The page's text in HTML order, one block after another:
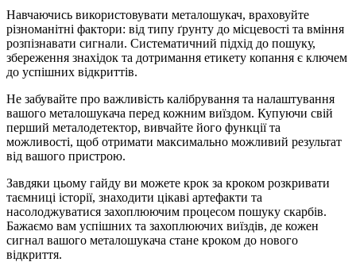
Навчаючись використовувати металошукач, враховуйте
різноманітні фактори: від типу ґрунту до місцевості та вміння
розпізнавати сигнали. Систематичний підхід до пошуку,
збереження знахідок та дотримання етикету копання є ключем
до успішних відкриттів.
Не забувайте про важливість калібрування та налаштування
вашого металошукача перед кожним виїздом. Купуючи свій
перший металодетектор, вивчайте його функції та
можливості, щоб отримати максимально можливий результат
від вашого пристрою.
Завдяки цьому гайду ви можете крок за кроком розкривати
таємниці історії, знаходити цікаві артефакти та
насолоджуватися захоплюючим процесом пошуку скарбів.
Бажаємо вам успішних та захоплюючих виїздів, де кожен
сигнал вашого металошукача стане кроком до нового
відкриття.